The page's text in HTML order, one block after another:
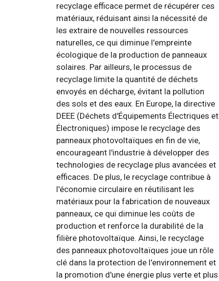
recyclage efficace permet de récupérer ces
matériaux, réduisant ainsi la nécessité de
les extraire de nouvelles ressources
naturelles, ce qui diminue l'empreinte
écologique de la production de panneaux
solaires. Par ailleurs, le processus de
recyclage limite la quantité de déchets
envoyés en décharge, évitant la pollution
des sols et des eaux. En Europe, la directive
DEEE (Déchets d'Équipements Électriques et
Électroniques) impose le recyclage des
panneaux photovoltaïques en fin de vie,
encourageant l'industrie à développer des
technologies de recyclage plus avancées et
efficaces. De plus, le recyclage contribue à
l'économie circulaire en réutilisant les
matériaux pour la fabrication de nouveaux
panneaux, ce qui diminue les coûts de
production et renforce la durabilité de la
filière photovoltaïque. Ainsi, le recyclage
des panneaux photovoltaïques joue un rôle
clé dans la protection de l'environnement et
la promotion d'une énergie plus verte et plus